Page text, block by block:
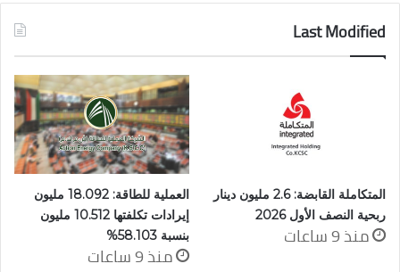
Last Modified
المتكاملة القابضة: 2.6 مليون دينار
ربحية النصف الأول 2026
منذ 9 ساعات
العملية للطاقة: 18.092 مليون
إيرادات تكلفتها 10.512 مليون
بنسبة 58.103%
منذ 9 ساعات